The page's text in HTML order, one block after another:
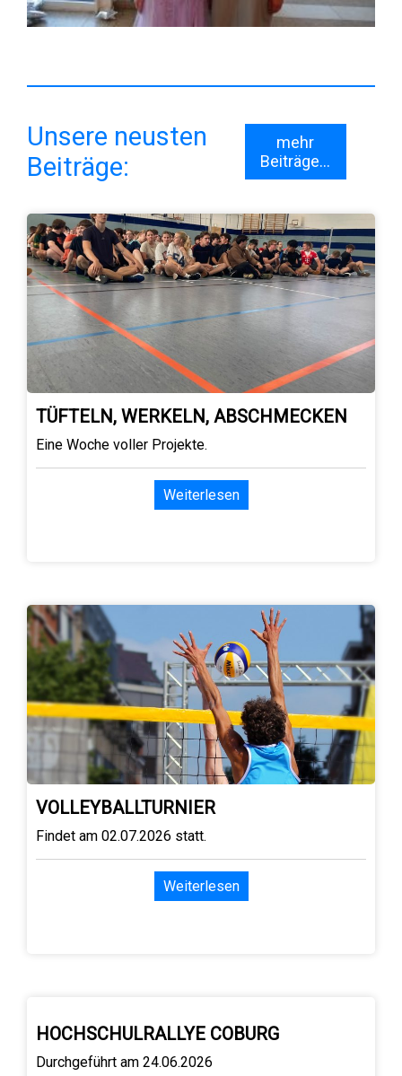
Unsere neusten
Beiträge:
mehr
Beiträge...
TÜFTELN, WERKELN, ABSCHMECKEN
Eine Woche voller Projekte.
Weiterlesen
VOLLEYBALLTURNIER
Findet am 02.07.2026 statt.
Weiterlesen
HOCHSCHULRALLYE COBURG
Durchgeführt am 24.06.2026